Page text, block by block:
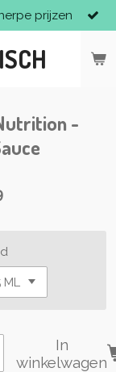
prijzen
-
In
winkelwagen